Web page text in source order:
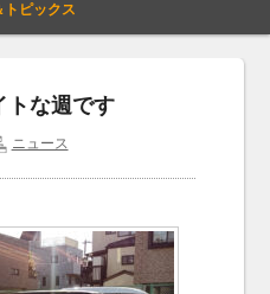
Company outline
トピックス
トな週です
ニュース